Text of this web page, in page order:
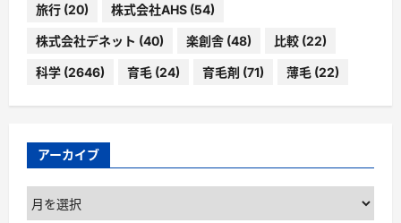
旅行 (20) 株式会社AHS (54)
株式会社デネット (40) 楽創舎 (48) 比較 (22)
科学 (2646) 育毛 (24) 育毛剤 (71) 薄毛 (22)
アーカイブ
ア
ー